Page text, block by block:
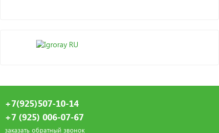
+7(925)507-10-14
+7 (925) 006-07-67
заказать обратный звонок